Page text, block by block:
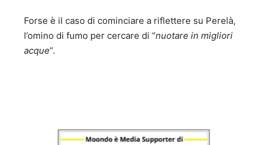
Forse è il caso di cominciare a riflettere su Perelà,
l’omino di fumo per cercare di “nuotare in migliori
acque“.